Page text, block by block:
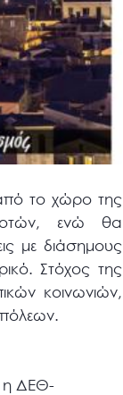
από το χώρο της
ενώ θα
με διάσημους
Στόχος της
κοινωνιών,
η ΔΕΘ-